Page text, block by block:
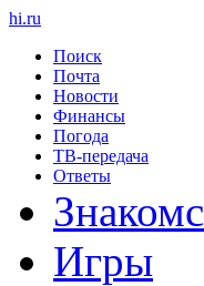
hi.ru
Поиск
Почта
Новости
Финансы
Погода
ТВ-передача
Ответы
Игры